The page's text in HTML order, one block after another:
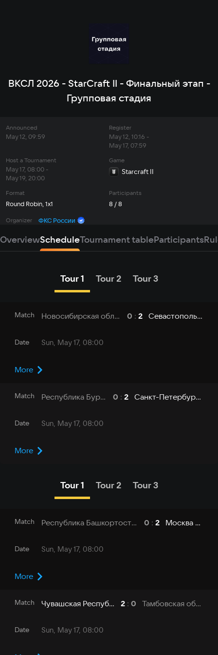
ВКСЛ 2026 - StarCraft II - Финальный этап -
Групповая стадия
Announced
May 12, 09:59
Register
May 12, 10:16 -
May 17, 07:59
Host a Tournament
May 17, 08:00 -
May 19, 20:00
Game
Starcraft II
Format
Round Robin, 1x1
Participants
8 / 8
Organizer ФКС России
OverviewScheduleTournament tableParticipants
Tour 1 Tour 2 Tour 3
Match Новосибирская область - НГТУ 0 : 2 Севастополь - СевГУ
Date Sun, May 17, 08:00
More
Match Республика Бурятия - БГУ 0 : 2 Санкт-Петербург - СПбГУТ
Date Sun, May 17, 08:00
More
Tour 1 Tour 2 Tour 3
Match Республика Башкортостан - УУНиТ 0 : 2 Москва - МГУ
Date Sun, May 17, 08:00
More
Match Чувашская Республика - ЧувГУ 2 : 0 Тамбовская область - ТГУ
Date Sun, May 17, 08:00